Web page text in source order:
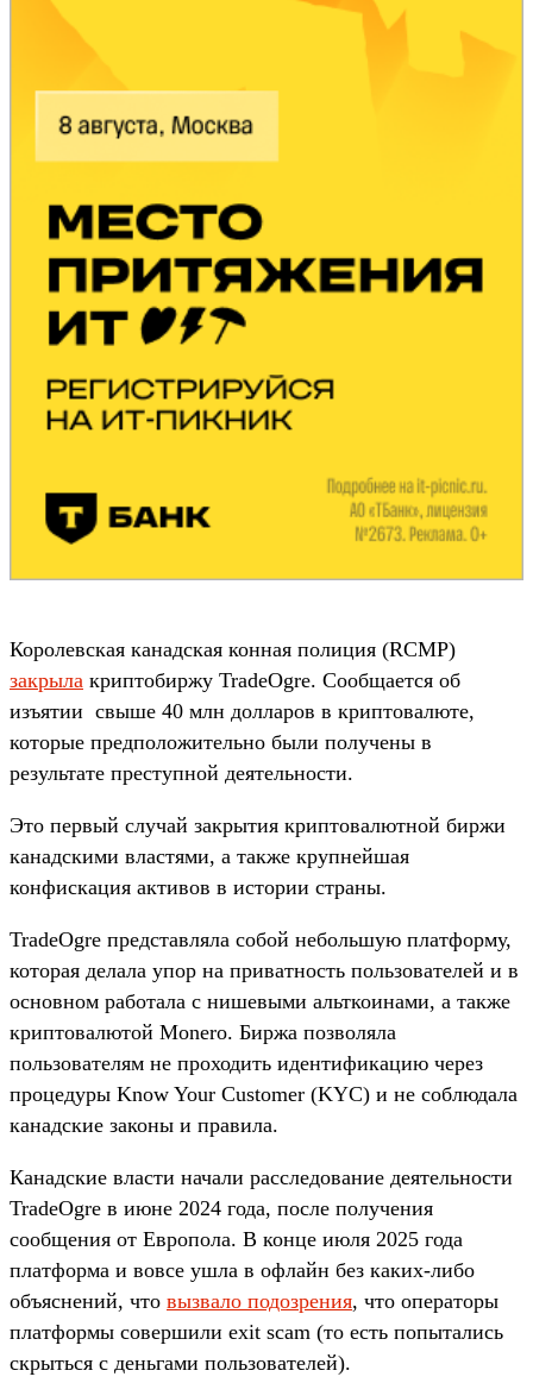
Королевская канадская конная полиция (RCMP)
закрыла криптобиржу TradeOgre. Сообщается об
изъятии свыше 40 млн долларов в криптовалюте,
которые предположительно были получены в
результате преступной деятельности.
Это первый случай закрытия криптовалютной биржи
канадскими властями, а также крупнейшая
конфискация активов в истории страны.
TradeOgre представляла собой небольшую платформу,
которая делала упор на приватность пользователей и в
основном работала с нишевыми альткоинами, а также
криптовалютой Monero. Биржа позволяла
пользователям не проходить идентификацию через
процедуры Know Your Customer (KYC) и не соблюдала
канадские законы и правила.
Канадские власти начали расследование деятельности
TradeOgre в июне 2024 года, после получения
сообщения от Европола. В конце июля 2025 года
платформа и вовсе ушла в офлайн без каких-либо
объяснений, что вызвало подозрения, что операторы
платформы совершили exit scam (то есть попытались
скрыться с деньгами пользователей).